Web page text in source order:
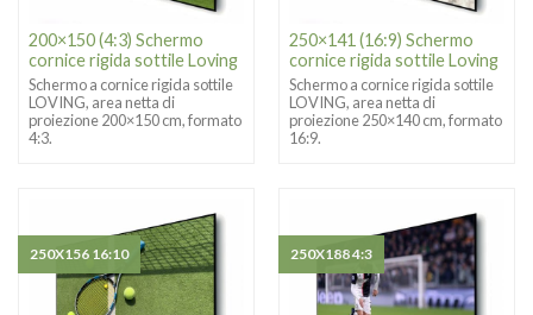
200×150 (4:3) Schermo
cornice rigida sottile Loving
Schermo a cornice rigida sottile
LOVING, area netta di
proiezione 200×150 cm, formato
4:3.
250×141 (16:9) Schermo
cornice rigida sottile Loving
Schermo a cornice rigida sottile
LOVING, area netta di
proiezione 250×140 cm, formato
16:9.
250X156 16:10 250X188 4:3